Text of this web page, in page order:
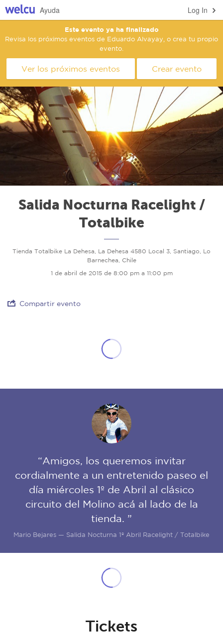
Log In
Ayuda
Este evento ya ha finalizado
Revisa los próximos eventos de Eduardo Alvayay, o crea tu propio
evento.
Ver los próximos eventos Crear evento
Salida Nocturna Racelight /
Totalbike
Tienda Totalbike La Dehesa, La Dehesa 4580 Local 3, Santiago, Lo
Barnechea, Chile
1 de abril de 2015 de 8:00 pm a 11:00 pm
Compartir evento
“Amigos, los queremos invitar
cordialmente a un entretenido paseo el
día miércoles 1º de Abril al clásico
circuito del Molino acá al lado de la
tienda. ”
Mario Bejares — Salida Nocturna 1º Abril Racelight / Totalbike
Tickets